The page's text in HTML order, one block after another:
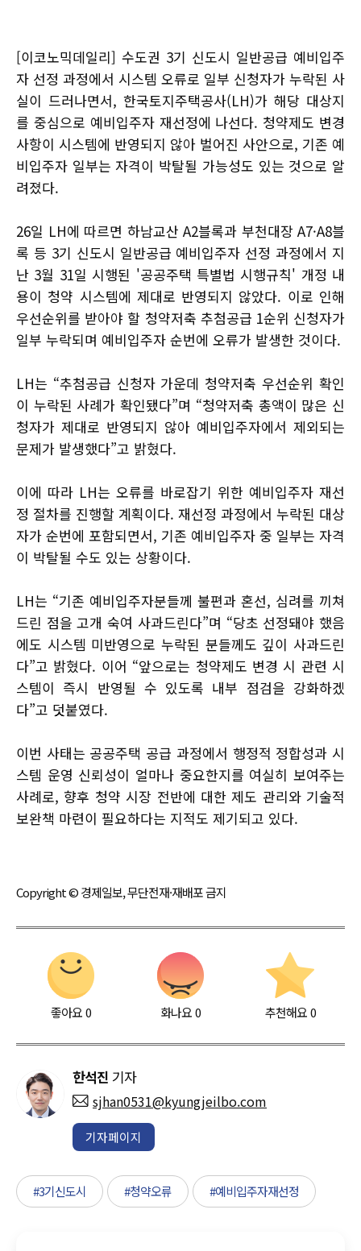
[이코노믹데일리] 수도권 3기 신도시 일반공급 예비입주
자 선정 과정에서 시스템 오류로 일부 신청자가 누락된 사
실이 드러나면서, 한국토지주택공사(LH)가 해당 대상지
를 중심으로 예비입주자 재선정에 나선다. 청약제도 변경
사항이 시스템에 반영되지 않아 벌어진 사안으로, 기존 예
비입주자 일부는 자격이 박탈될 가능성도 있는 것으로 알
려졌다.
26일 LH에 따르면 하남교산 A2블록과 부천대장 A7·A8블
록 등 3기 신도시 일반공급 예비입주자 선정 과정에서 지
난 3월 31일 시행된 '공공주택 특별법 시행규칙' 개정 내
용이 청약 시스템에 제대로 반영되지 않았다. 이로 인해
우선순위를 받아야 할 청약저축 추첨공급 1순위 신청자가
일부 누락되며 예비입주자 순번에 오류가 발생한 것이다.
LH는 “추첨공급 신청자 가운데 청약저축 우선순위 확인
이 누락된 사례가 확인됐다”며 “청약저축 총액이 많은 신
청자가 제대로 반영되지 않아 예비입주자에서 제외되는
문제가 발생했다”고 밝혔다.
이에 따라 LH는 오류를 바로잡기 위한 예비입주자 재선
정 절차를 진행할 계획이다. 재선정 과정에서 누락된 대상
자가 순번에 포함되면서, 기존 예비입주자 중 일부는 자격
이 박탈될 수도 있는 상황이다.
LH는 “기존 예비입주자분들께 불편과 혼선, 심려를 끼쳐
드린 점을 고개 숙여 사과드린다”며 “당초 선정돼야 했음
에도 시스템 미반영으로 누락된 분들께도 깊이 사과드린
다”고 밝혔다. 이어 “앞으로는 청약제도 변경 시 관련 시
스템이 즉시 반영될 수 있도록 내부 점검을 강화하겠
다”고 덧붙였다.
이번 사태는 공공주택 공급 과정에서 행정적 정합성과 시
스템 운영 신뢰성이 얼마나 중요한지를 여실히 보여주는
사례로, 향후 청약 시장 전반에 대한 제도 관리와 기술적
보완책 마련이 필요하다는 지적도 제기되고 있다.
Copyright © 경제일보, 무단전재·재배포 금지
좋아요0 화나요0 추천해요 0
한석진 기자
sjhan0531@kyungjeilbo.com
기자페이지
#3기신도시 #청약오류 #예비입주자재선정